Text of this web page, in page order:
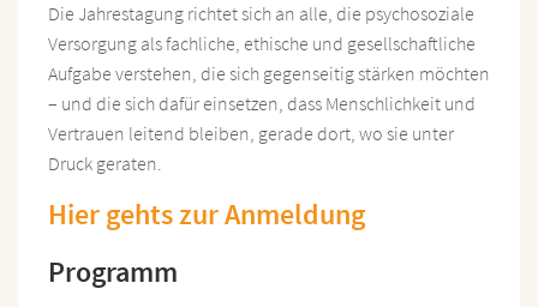
Die Jahrestagung richtet sich an alle, die psychosoziale
Versorgung als fachliche, ethische und gesellschaftliche
Aufgabe verstehen, die sich gegenseitig stärken möchten
– und die sich dafür einsetzen, dass Menschlichkeit und
Vertrauen leitend bleiben, gerade dort, wo sie unter
Druck geraten.
Hier gehts zur Anmeldung
Programm